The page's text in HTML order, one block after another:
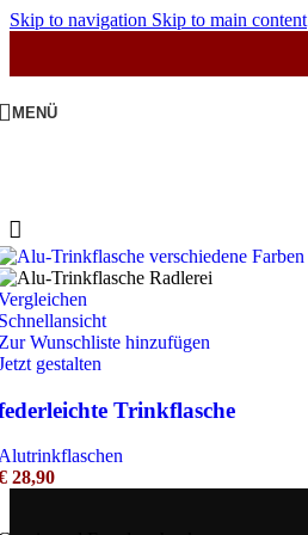
Skip to navigation Skip to main content
MENÜ
Wunschliste hinzufügen
gestalten
Trinkflasche
28,90